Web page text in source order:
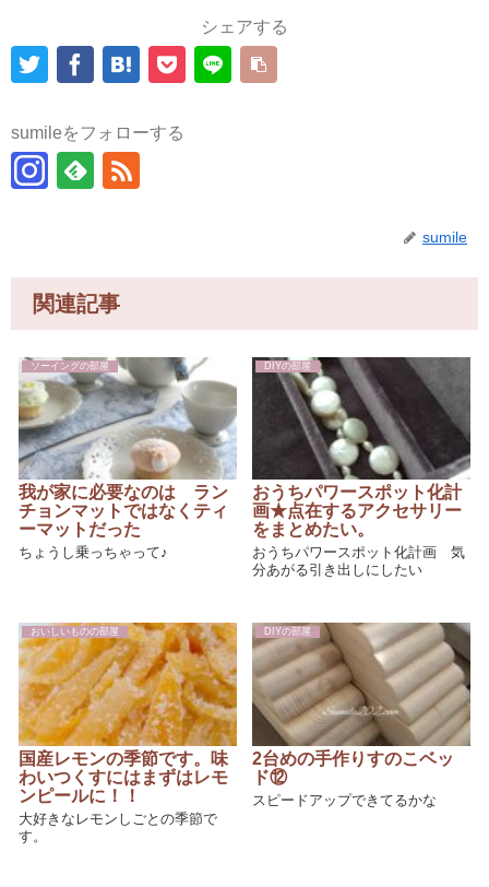
シェアする
sumileをフォローする
sumile
関連記事
ソーイングの部屋
我が家に必要なのは ラン
チョンマットではなくティ
ーマットだった
ちょうし乗っちゃって♪
DIYの部屋
おうちパワースポット化計
画★点在するアクセサリー
をまとめたい。
おうちパワースポット化計画 気
分あがる引き出しにしたい
おいしいものの部屋
国産レモンの季節です。味
わいつくすにはまずはレモ
ンピールに！！
大好きなレモンしごとの季節で
す。
DIYの部屋
2台めの手作りすのこベッ
ド⑫
スピードアップできてるかな